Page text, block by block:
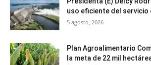
uso eficiente del servicio
5 agosto, 2026
Plan Agroalimentario
la meta de 22 mil